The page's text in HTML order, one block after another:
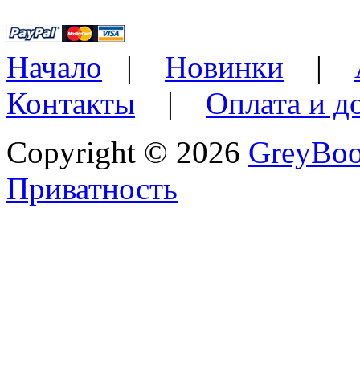
Начало | Новинки |
Контакты | Оплата и
Copyright © 2026
Приватность